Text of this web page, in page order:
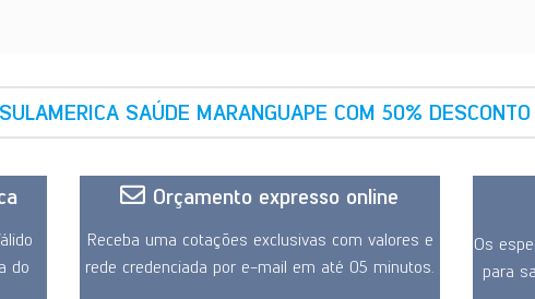
SAÚDE MARANGUAPE COM 50%
do
Orçamento expresso online
Receba uma cotações exclusivas com valores e
rede credenciada por e-mail em até 05 minutos.
Os
para